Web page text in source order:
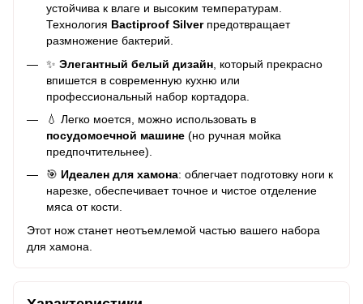
устойчива к влаге и высоким температурам.
Технология Bactiproof Silverпредотвращает
размножение бактерий.
✨ Элегантный белый дизайн , который прекрасно
впишется в современную кухню или
профессиональный набор кортадора.
💧 Легко моется, можно использовать в
посудомоечной машине (но ручная мойка
предпочтительнее).
🎯 Идеален для хамона: облегчает подготовку ноги к
нарезке, обеспечивает точное и чистое отделение
мяса от кости.
Этот нож станет неотъемлемой частью вашего набора
для хамона.